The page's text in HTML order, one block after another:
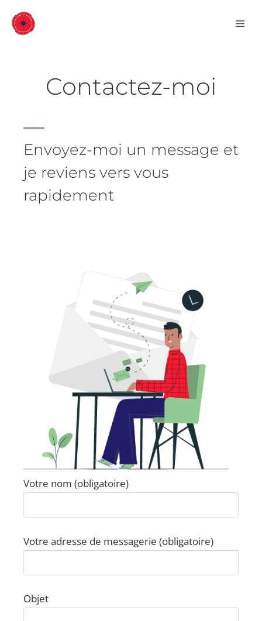
Contactez-moi
Envoyez-moi un message et
je reviens vers vous
rapidement
Votre nom (obligatoire)
Votre adresse de messagerie (obligatoire)
Objet